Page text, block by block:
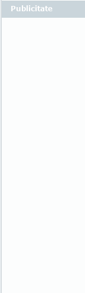
Publicitate